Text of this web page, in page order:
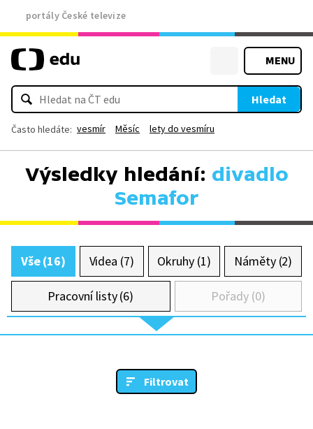
portály České televize
MENU
Hledat
Často hledáte: vesmír Měsíc lety do vesmíru
Výsledky hledání: divadlo
Semafor
Vše (16) Videa (7) Okruhy (1) Náměty (2)
Pracovní listy (6) Pořady (0)
Filtrovat